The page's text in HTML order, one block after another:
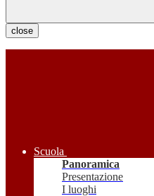
close
Scuola
Panoramica
Presentazione
I luoghi